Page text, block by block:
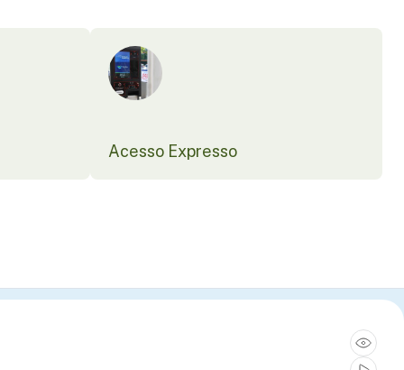
Acesso Expresso